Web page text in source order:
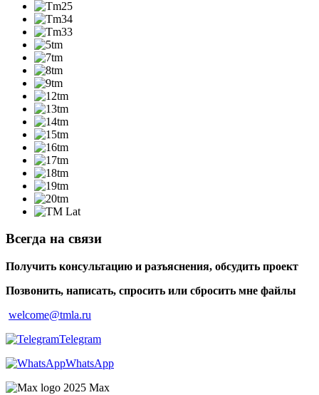
Всегда на связи
Получить консультацию и разъяснения, обсудить проект
Позвонить, написать, спросить или сбросить мне файлы
welcome@tmla.ru
Telegram
WhatsApp
Maх